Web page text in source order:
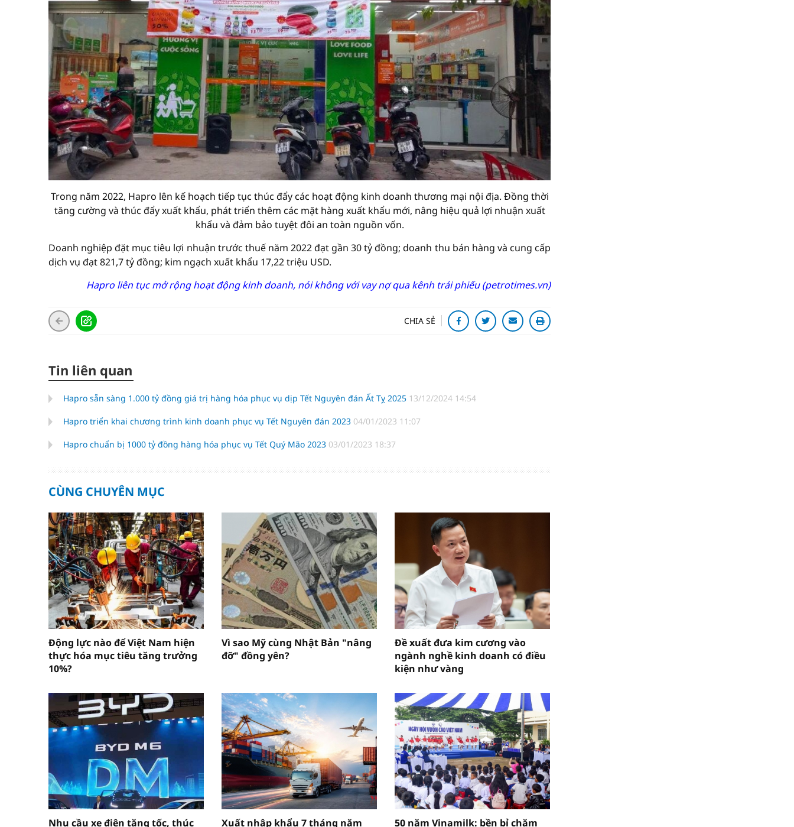
Trong năm 2022, Hapro lên kế hoạch tiếp tục thúc đẩy các hoạt động kinh doanh thương mại nội địa. Đồng thời
tăng cường và thúc đẩy xuất khẩu, phát triển thêm các mặt hàng xuất khẩu mới, nâng hiệu quả lợi nhuận xuất
khẩu và đảm bảo tuyệt đôi an toàn nguồn vốn.
Doanh nghiệp đặt mục tiêu lợi nhuận trước thuế năm 2022 đạt gần 30 tỷ đồng; doanh thu bán hàng và cung cấp
dịch vụ đạt 821,7 tỷ đồng; kim ngạch xuất khẩu 17,22 triệu USD.
Hapro liên tục mở rộng hoạt động kinh doanh, nói không với vay nợ qua kênh trái phiếu (petrotimes.vn)
CHIA SẺ
Tin liên quan
Hapro sẵn sàng 1.000 tỷ đồng giá trị hàng hóa phục vụ dịp Tết Nguyên đán Ất Tỵ 2025 13/12/2024 14:54
Hapro triển khai chương trình kinh doanh phục vụ Tết Nguyên đán 2023 04/01/2023 11:07
Hapro chuẩn bị 1000 tỷ đồng hàng hóa phục vụ Tết Quý Mão 2023 03/01/2023 18:37
CÙNG CHUYÊN MỤC
Động lực nào để Việt Nam hiện
thực hóa mục tiêu tăng trưởng
10%?
Vì sao Mỹ cùng Nhật Bản "nâng
đỡ" đồng yên?
Đề xuất đưa kim cương vào
ngành nghề kinh doanh có điều
kiện như vàng
Nhu cầu xe điện tăng tốc, thúc Xuất nhập khẩu 7 tháng năm 50 năm Vinamilk: bền bỉ chăm